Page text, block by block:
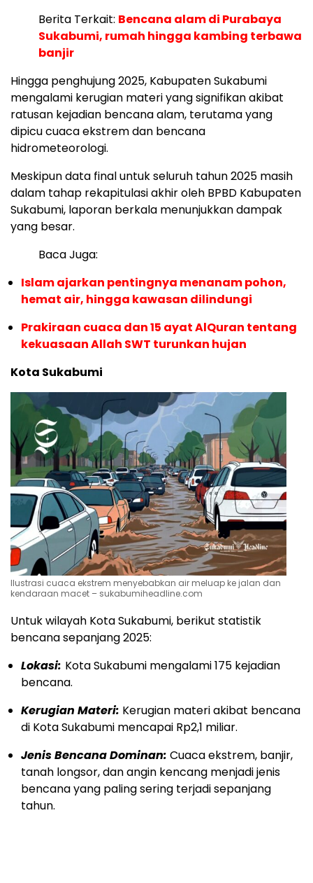
Berita Terkait: Bencana alam di Purabaya
Sukabumi, rumah hingga kambing terbawa
banjir
Hingga penghujung 2025, Kabupaten Sukabumi
mengalami kerugian materi yang signifikan akibat
ratusan kejadian bencana alam, terutama yang
dipicu cuaca ekstrem dan bencana
hidrometeorologi.
Meskipun data final untuk seluruh tahun 2025 masih
dalam tahap rekapitulasi akhir oleh BPBD Kabupaten
Sukabumi, laporan berkala menunjukkan dampak
yang besar.
Baca Juga:
Islam ajarkan pentingnya menanam pohon,
hemat air, hingga kawasan dilindungi
Prakiraan cuaca dan 15 ayat AlQuran tentang
kekuasaan Allah SWT turunkan hujan
Kota Sukabumi
Ilustrasi cuaca ekstrem menyebabkan air meluap ke jalan dan
kendaraan macet – sukabumiheadline.com
Untuk wilayah Kota Sukabumi, berikut statistik
bencana sepanjang 2025:
Lokasi: Kota Sukabumi mengalami 175 kejadian
bencana.
Kerugian Materi: Kerugian materi akibat bencana
di Kota Sukabumi mencapai Rp2,1 miliar.
Jenis Bencana Dominan: Cuaca ekstrem, banjir,
tanah longsor, dan angin kencang menjadi jenis
bencana yang paling sering terjadi sepanjang
tahun.